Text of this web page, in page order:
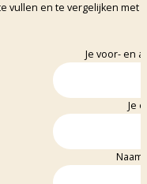
vullen en te vergelijken met
Je voor- en
Je
Naam